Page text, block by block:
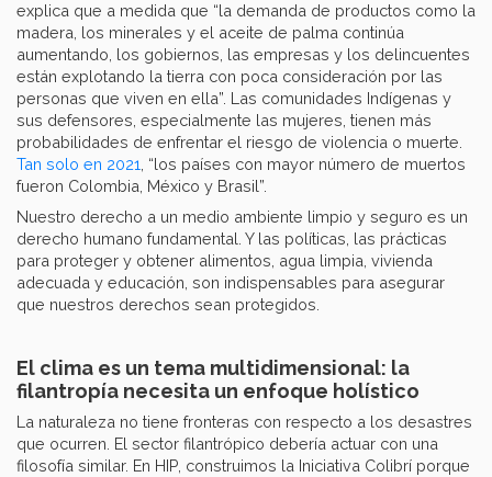
explica que a medida que “la demanda de productos como la
madera, los minerales y el aceite de palma continúa
aumentando, los gobiernos, las empresas y los delincuentes
están explotando la tierra con poca consideración por las
personas que viven en ella”. Las comunidades Indígenas y
sus defensores, especialmente las mujeres, tienen más
probabilidades de enfrentar el riesgo de violencia o muerte.
Tan solo en 2021 , “los países con mayor número de muertos
fueron Colombia, México y Brasil”.
Nuestro derecho a un medio ambiente limpio y seguro es un
derecho humano fundamental. Y las políticas, las prácticas
para proteger y obtener alimentos, agua limpia, vivienda
adecuada y educación, son indispensables para asegurar
que nuestros derechos sean protegidos.
El clima es un tema multidimensional: la
filantropía necesita un enfoque holístico
La naturaleza no tiene fronteras con respecto a los desastres
que ocurren. El sector filantrópico debería actuar con una
filosofía similar. En HIP, construimos la Iniciativa Colibrí porque